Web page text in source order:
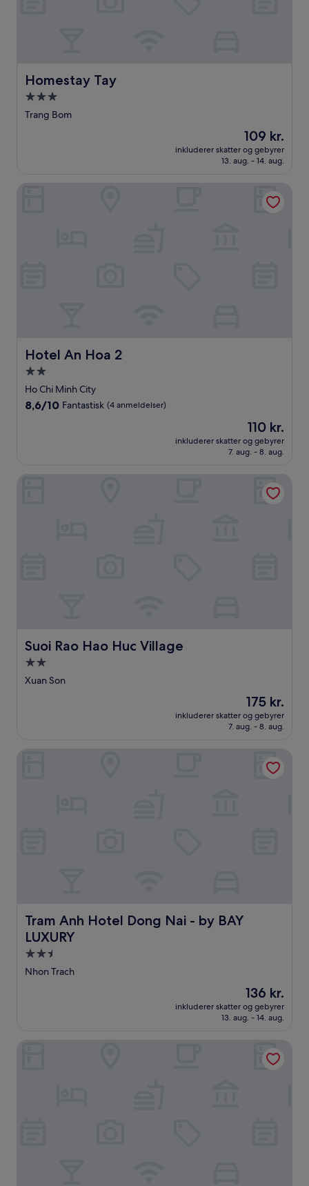
Homestay Tay
Homestay Tay
3.0-
stjernet
Trang Bom
Prisen
er
109 kr.
109 kr.
inkluderer skatter og gebyrer
13. aug. - 14. aug.
Hotel An Hoa 2
Hotel An Hoa 2
2.0-
stjernet
overnatningssted
Ho Chi Minh City
8.6
anmeldelser)
8,6/10 Fantastisk (4 anmeldelser)
Prisen
er
110 kr.
110 kr.
inkluderer skatter og gebyrer
7. aug. - 8. aug.
Suoi Rao Hao Huc Village
Suoi Rao Hao Huc Village
2.0-
stjernet
Xuan Son
Prisen
er
175 kr.
175 kr.
inkluderer skatter og gebyrer
7. aug. - 8. aug.
Tram Anh Hotel Dong Nai - by BAY
LUXURY
Tram Anh Hotel Dong Nai - by BAY LUXURY
2.5-
stjernet
Nhon Trach
Prisen
er
136 kr.
136 kr.
inkluderer skatter og gebyrer
13. aug. - 14. aug.